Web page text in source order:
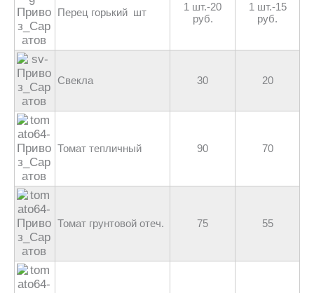
Перец горький шт
1 шт.-20
руб.
1 шт.-15
руб.
Свекла 30 20
Томат тепличный 90 70
Томат грунтовой отеч. 75 55